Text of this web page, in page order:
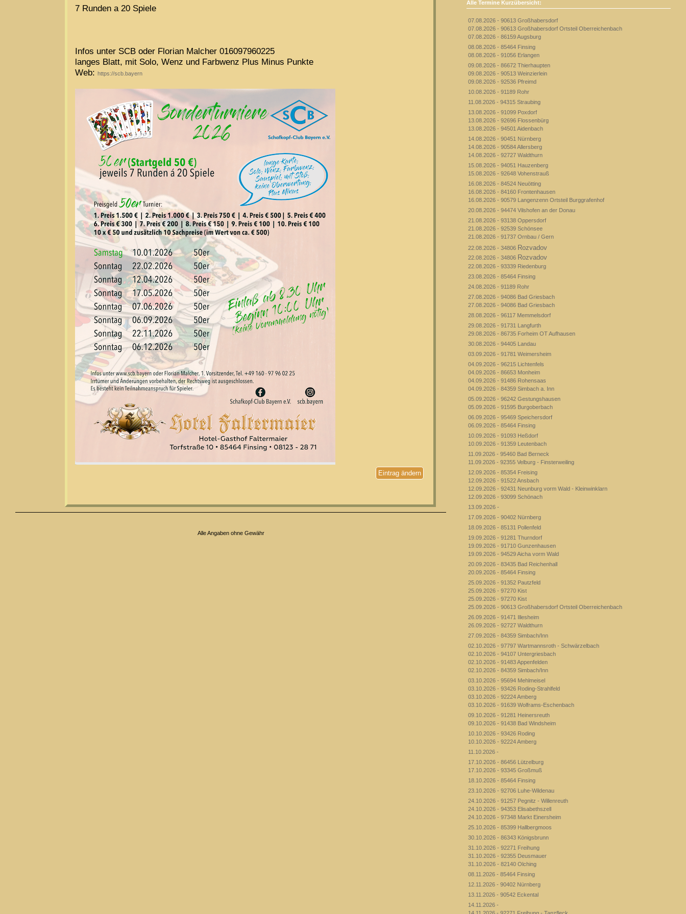
7 Runden a 20 Spiele
Infos unter SCB oder Florian Malcher 016097960225
langes Blatt, mit Solo, Wenz und Farbwenz Plus Minus Punkte
Web: https://scb.bayern
Eintrag ändern
Alle Angaben ohne Gewähr
Alle Termine Kurzübersicht:
07.08.2026 - 90613 Großhabersdorf
07.08.2026 - 90613 Großhabersdorf Ortsteil Oberreichenbach
07.08.2026 - 86159 Augsburg
08.08.2026 - 85464 Finsing
08.08.2026 - 91056 Erlangen
09.08.2026 - 86672 Thierhaupten
09.08.2026 - 90513 Weinzierlein
09.08.2026 - 92536 Pfreimd
10.08.2026 - 91189 Rohr
11.08.2026 - 94315 Straubing
13.08.2026 - 91099 Poxdorf
13.08.2026 - 92696 Flossenbürg
13.08.2026 - 94501 Aidenbach
14.08.2026 - 90451 Nürnberg
14.08.2026 - 90584 Allersberg
14.08.2026 - 92727 Waldthurn
15.08.2026 - 94051 Hauzenberg
15.08.2026 - 92648 Vohenstrauß
16.08.2026 - 84524 Neuötting
16.08.2026 - 84160 Frontenhausen
16.08.2026 - 90579 Langenzenn Ortsteil Burggrafenhof
20.08.2026 - 94474 Vilshofen an der Donau
21.08.2026 - 93138 Oppersdorf
21.08.2026 - 92539 Schönsee
21.08.2026 - 91737 Ornbau / Gern
22.08.2026 - 34806 Rozvadov
22.08.2026 - 34806 Rozvadov
22.08.2026 - 93339 Riedenburg
23.08.2026 - 85464 Finsing
24.08.2026 - 91189 Rohr
27.08.2026 - 94086 Bad Griesbach
27.08.2026 - 94086 Bad Griesbach
28.08.2026 - 96117 Memmelsdorf
29.08.2026 - 91731 Langfurth
29.08.2026 - 86735 Forheim OT Aufhausen
30.08.2026 - 94405 Landau
03.09.2026 - 91781 Weimersheim
04.09.2026 - 96215 Lichtenfels
04.09.2026 - 86653 Monheim
04.09.2026 - 91486 Rohensaas
04.09.2026 - 84359 Simbach a. Inn
05.09.2026 - 96242 Gestungshausen
05.09.2026 - 91595 Burgoberbach
06.09.2026 - 95469 Speichersdorf
06.09.2026 - 85464 Finsing
10.09.2026 - 91093 Heßdorf
10.09.2026 - 91359 Leutenbach
11.09.2026 - 95460 Bad Berneck
11.09.2026 - 92355 Velburg - Finsterweiling
12.09.2026 - 85354 Freising
12.09.2026 - 91522 Ansbach
12.09.2026 - 92431 Neunburg vorm Wald - Kleinwinklarn
12.09.2026 - 93099 Schönach
13.09.2026 -
17.09.2026 - 90402 Nürnberg
18.09.2026 - 85131 Pollenfeld
19.09.2026 - 91281 Thurndorf
19.09.2026 - 91710 Gunzenhausen
19.09.2026 - 94529 Aicha vorm Wald
20.09.2026 - 83435 Bad Reichenhall
20.09.2026 - 85464 Finsing
25.09.2026 - 91352 Pautzfeld
25.09.2026 - 97270 Kist
25.09.2026 - 97270 Kist
25.09.2026 - 90613 Großhabersdorf Ortsteil Oberreichenbach
26.09.2026 - 91471 Illesheim
26.09.2026 - 92727 Waldthurn
27.09.2026 - 84359 Simbach/Inn
02.10.2026 - 97797 Wartmannsroth - Schwärzelbach
02.10.2026 - 94107 Untergriesbach
02.10.2026 - 91483 Appenfelden
02.10.2026 - 84359 Simbach/Inn
03.10.2026 - 95694 Mehlmeisel
03.10.2026 - 93426 Roding-Strahlfeld
03.10.2026 - 92224 Amberg
03.10.2026 - 91639 Wolframs-Eschenbach
09.10.2026 - 91281 Heinersreuth
09.10.2026 - 91438 Bad Windsheim
10.10.2026 - 93426 Roding
10.10.2026 - 92224 Amberg
11.10.2026 -
17.10.2026 - 86456 Lützelburg
17.10.2026 - 93345 Großmuß
18.10.2026 - 85464 Finsing
23.10.2026 - 92706 Luhe-Wildenau
24.10.2026 - 91257 Pegnitz - Willenreuth
24.10.2026 - 94353 Elisabethszell
24.10.2026 - 97348 Markt Einersheim
25.10.2026 - 85399 Hallbergmoos
30.10.2026 - 86343 Königsbrunn
31.10.2026 - 92271 Freihung
31.10.2026 - 92355 Deusmauer
31.10.2026 - 82140 Olching
08.11.2026 - 85464 Finsing
12.11.2026 - 90402 Nürnberg
13.11.2026 - 90542 Eckental
14.11.2026 -